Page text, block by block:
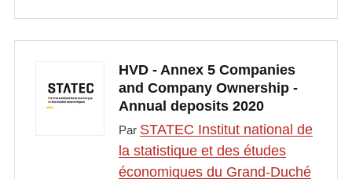
HVD - Annex 5 Companies
and Company Ownership -
Annual deposits 2020
Par STATEC Institut national de
la statistique et des études
économiques du Grand-Duché